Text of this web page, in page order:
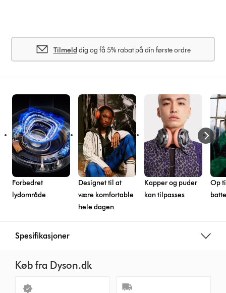
s
Tilmeld dig og få 5% rabat på din første ordre
Forbedret
lydområde
Designet til at
være komfortable
hele dagen
Kapper og puder
kan tilpasses
Op
Spesifikasjoner
Køb fra Dyson.dk